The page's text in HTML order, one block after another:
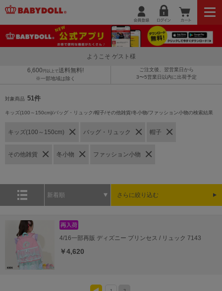
ようこそ ゲスト様
6,600 円以上で送料無料!
※一部地域は除く
ご注文後、翌営業日から
3〜5営業日以内に出荷予定
対象商品 51件
キッズ(100～150cm)/バッグ・リュック/帽子/その他雑貨/冬小物/ファッション小物の検索結果
キッズ(100～150cm) バッグ・リュック 帽子
その他雑貨 冬小物 ファッション小物
新着順 さらに絞り込む
4/16一部再販 ディズニー プリンセス / リュック 7143
￥4,620